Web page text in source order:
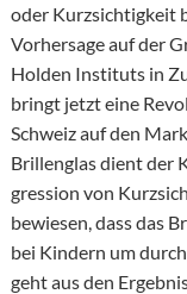
oder Kurzsichtigkeit
Vorhersage auf der
Holden Instituts in
bringt jetzt eine
Schweiz auf den
Brillenglas dient der
gression von
bewiesen, dass das
bei Kindern um
geht aus den